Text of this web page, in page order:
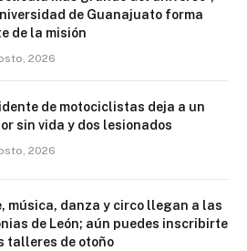
de Guanajuato forma
de la misión
2026
de motociclistas deja a un
sin vida y dos lesionados
2026
música, danza y circo llegan a las
de León; aún puedes inscribirte
talleres de otoño